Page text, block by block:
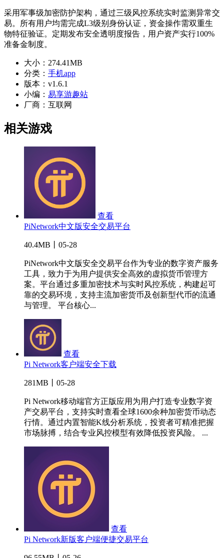
采用军事级加密防护架构，通过三级风控系统实时监测异常交
易。所有用户均需完成L3级别身份认证，资金操作需双重生
物特征验证。定期发布安全透明度报告，用户资产实行100%
准备金制度。
大小： 274.41MB
分类： 手机app
版本： v1.6.1
小编： 易享游趣站
厂商： 互联网
相关游戏
查看
PiNetwork中文版安全交易平台
40.4MB丨05-28
PiNetwork中文版安全交易平台作为专业的数字资产服务
工具，致力于为用户提供安全高效的虚拟货币管理方
案。平台通过多重加密技术与实时风控系统，构建起可
靠的交易环境，支持主流加密货币及创新型代币的流通
与管理。 平台核心...
查看
Pi Network客户端安全下载
281MB丨05-28
Pi Network移动端官方正版应用为用户打造专业数字资
产交易平台，支持实时查看全球1600余种加密货币动态
行情。通过内置智能K线分析系统，投资者可精准把握
市场脉搏，结合专业风控模型有效降低投资风险。 ...
查看
Pi Network新版客户端便捷交易平台